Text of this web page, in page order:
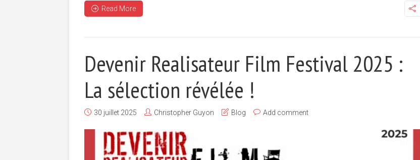
Read More
Devenir Realisateur Film Festival 2025 :
La sélection révélée !
30 juillet 2025 Christopher Guyon Blog Add comment